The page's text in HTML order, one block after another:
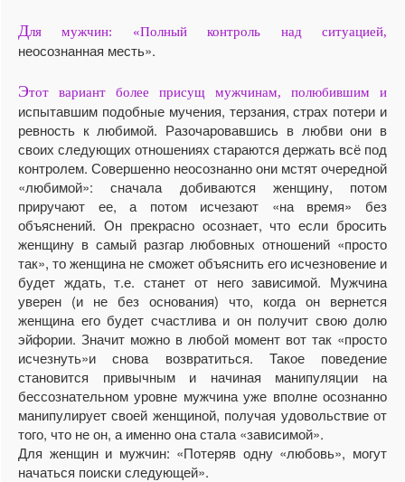
Для мужчин: «Полный контроль над ситуацией,
неосознанная месть».
Этот вариант более присущ мужчинам, полюбившим и
испытавшим подобные мучения, терзания, страх потери и
ревность к любимой. Разочаровавшись в любви они в
своих следующих отношениях стараются держать всё под
контролем. Совершенно неосознанно они мстят очередной
«любимой»: сначала добиваются женщину, потом
приручают ее, а потом исчезают «на время» без
объяснений. Он прекрасно осознает, что если бросить
женщину в самый разгар любовных отношений «просто
так», то женщина не сможет объяснить его исчезновение и
будет ждать, т.е. станет от него зависимой. Мужчина
уверен (и не без основания) что, когда он вернется
женщина его будет счастлива и он получит свою долю
эйфории. Значит можно в любой момент вот так «просто
исчезнуть»и снова возвратиться. Такое поведение
становится привычным и начиная манипуляции на
бессознательном уровне мужчина уже вполне осознанно
манипулирует своей женщиной, получая удовольствие от
того, что не он, а именно она стала «зависимой».
Для женщин и мужчин: «Потеряв одну «любовь», могут
начаться поиски следующей».